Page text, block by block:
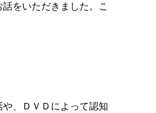
をいただきました。こ
、ＤＶＤによって認知